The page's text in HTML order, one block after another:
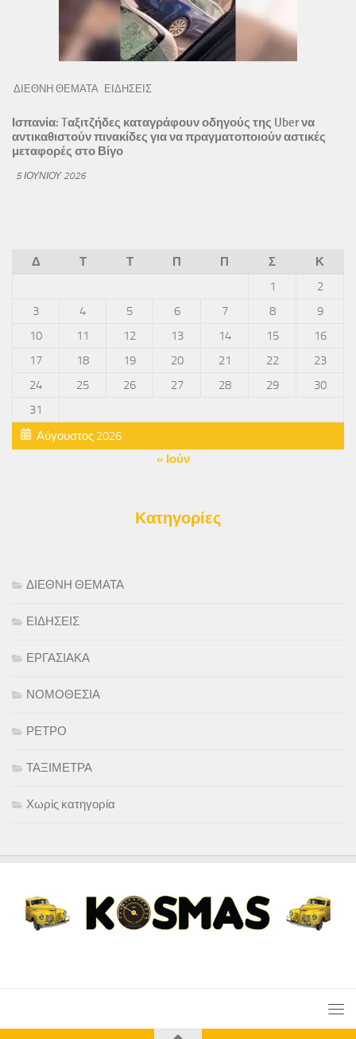
ΔΙΕΘΝΗ ΘΕΜΑΤΑ ΕΙΔΗΣΕΙΣ
Ισπανία: Tαξιτζήδες καταγράφουν οδηγούς της Uber να
αντικαθιστούν πινακίδες για να πραγματοποιούν αστικές
μεταφορές στο Βίγο
5 ΙΟΥΝΊΟΥ 2026
Αύγουστος 2026
Δ Τ Τ Π Π Σ
Κ
1
2
3
4 5 6 7 8
9
10
11 12 13 14 15
16
17
18 19 20 21 22
23
24
25 26 27 28 29
30
31
« Ιούν
Κατηγορίες
ΔΙΕΘΝΗ ΘΕΜΑΤΑ
ΕΙΔΗΣΕΙΣ
ΕΡΓΑΣΙΑΚΑ
ΝΟΜΟΘΕΣΙΑ
ΡΕΤΡΟ
ΤΑΞΙΜΕΤΡΑ
Χωρίς κατηγορία